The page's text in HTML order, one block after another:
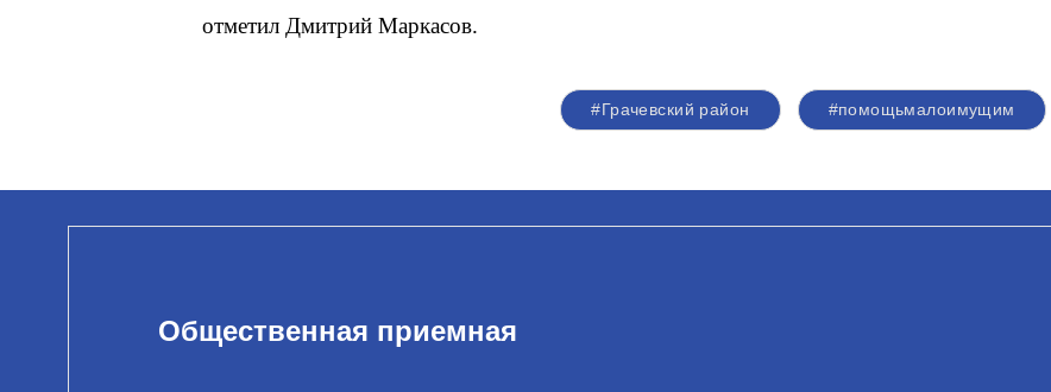
отметил Дмитрий Маркасов.
#Грачевский район #помощьмалоимущим
Общественная приемная